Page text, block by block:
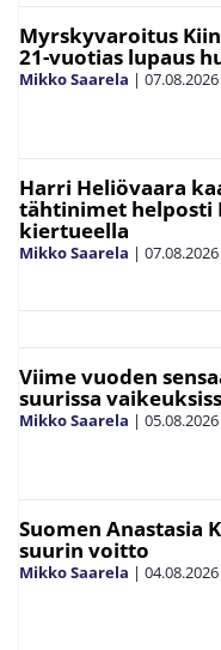
Myrskyvaroitus
21-vuotias lupaus
Mikko Saarela | 07.08.2026
Harri Heliövaara
tähtinimet helposti
kiertueella
Mikko Saarela | 07.08.2026
Viime vuoden
suurissa
Mikko Saarela | 05.08.2026
Suomen Anastasia
suurin voitto
Mikko Saarela | 04.08.2026